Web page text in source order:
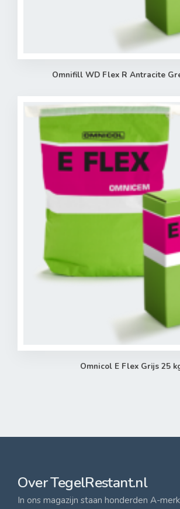
Omnifill WD Flex R Antracite
Omnicol E Flex Grijs 25
Over TegelRestant.nl
In ons magazijn staan honderden A-